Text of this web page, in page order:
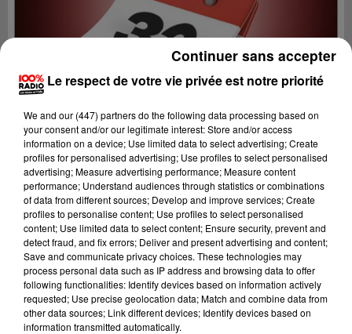
Lecture (1 min 13 sec)
100%
Le respect de votre vie privée est notre priorité
We and our (447) partnersdo the following data processing based on
your consent and/or our legitimate interest: Store and/or access
information on a device; Use limited data to select advertising; Create
profiles for personalised advertising; Use profiles to select personalised
advertising; Measure advertising performance; Measure content
performance; Understand audiences through statistics or combinations
of data from different sources; Develop and improve services; Create
profiles to personalise content; Use profiles to select personalised
content; Use limited data to select content; Ensure security, prevent and
detect fraud, and fix errors; Deliver and present advertising and content;
Save and communicate privacy choices. These technologies may
process personal data such as IP address and browsing data to offer
following functionalities: Identify devices based on information actively
requested; Use precise geolocation data; Match and combine data from
other data sources; Link different devices; Identify devices based on
information transmitted automatically.
Continuer sans accepter